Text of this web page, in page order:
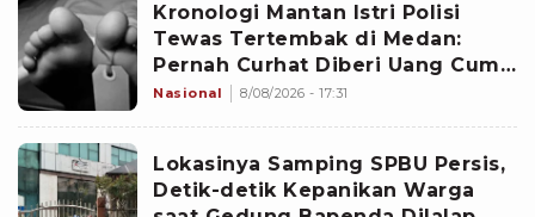
Kronologi Mantan Istri Polisi
Tewas Tertembak di Medan:
Pernah Curhat Diberi Uang Cuma
Rp10 Ribu
Nasional 8/08/2026 - 17:31
Lokasinya Samping SPBU Persis,
Detik-detik Kepanikan Warga